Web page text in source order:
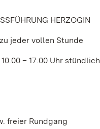
HERZOGIN
jeder vollen Stunde
– 17.00 Uhr stündlich
freier Rundgang